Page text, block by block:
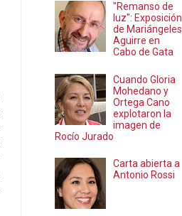
"Remanso de
luz": Exposición
de Mariángeles
Aguirre en
Cabo de Gata
Cuando Gloria
Mohedano y
Ortega Cano
explotaron la
imagen de
Rocío Jurado
Carta abierta a
Antonio Rossi